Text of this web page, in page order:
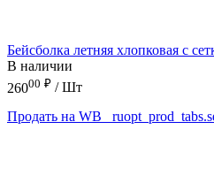
Бейсболка летняя хлопковая с
В наличии
26000 ₽ / Шт
Продать на WB